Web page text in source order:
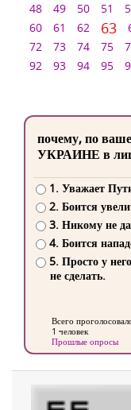
48
49 50 51
60
61 62 63
72
73 74 75
92
93 94 95
почему, по
УКРАИНЕ в
1. Уважает
2. Боится
3. Никому не
4. Боится
5. Просто у
не сделать.
Всего
1 человек
Прошлые опросы